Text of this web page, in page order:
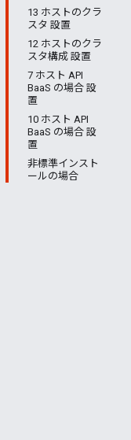
13 ホストのクラ
スタ 設置
12 ホストのクラ
スタ構成 設置
7 ホスト API
BaaS の場合 設
置
10 ホスト API
BaaS の場合 設
置
非標準インスト
ールの場合